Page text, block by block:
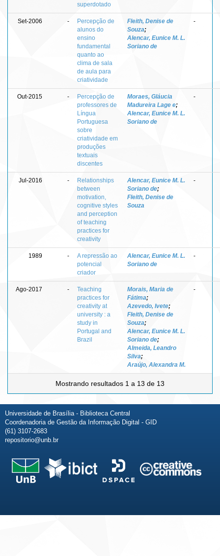
superdotado
Set-2006 -
Percepção de
alunos do
ensino
fundamental
quanto ao
clima de sala
de aula para
criatividade
Fleith, Denise de
Souza;
Alencar, Eunice M. L.
Soriano de
-
Out-2015 -
Percepção de
professores de
Língua
Portuguesa
sobre
criatividade em
produções
textuais
discentes
Moraes, Gláucia
Madureira Lage e;
Alencar, Eunice M. L.
Soriano de
-
Jul-2016 -
Relationships
between
motivation,
cognitive styles
and perception
of teaching
practices for
creativity
Alencar, Eunice M. L.
Soriano de;
Fleith, Denise de
Souza
-
1989 -
A repressão ao
potencial
criador
Alencar, Eunice M. L.
Soriano de
-
Ago-2017 -
Teaching
practices for
creativity at
university : a
study in
Portugal and
Brazil
Morais, Maria de
Fátima;
Azevedo, Ivete;
Fleith, Denise de
Souza;
Alencar, Eunice M. L.
Soriano de;
Almeida, Leandro
Silva;
Araújo, Alexandra M.
-
Mostrando resultados 1 a 13 de 13
Universidade de Brasília - Biblioteca Central
Coordenadoria de Gestão da Informação Digital - GID
(61) 3107-2683
repositorio@unb.br